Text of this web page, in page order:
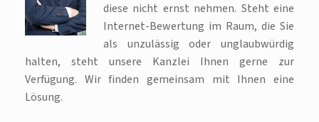
diese nicht ernst nehmen. Steht eine
Internet-Bewertung im Raum, die Sie
als unzulässig oder unglaubwürdig
halten, steht unsere Kanzlei Ihnen gerne zur
Verfügung. Wir finden gemeinsam mit Ihnen eine
Lösung.